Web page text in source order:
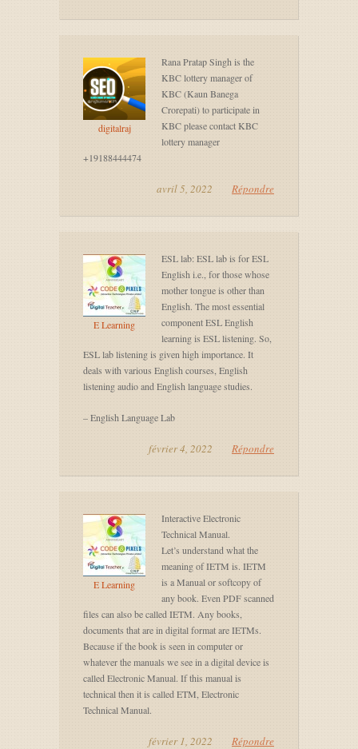
digitalraj
Rana Pratap Singh is the
KBC lottery manager of
KBC (Kaun Banega
Crorepati) to participate in
KBC please contact KBC
lottery manager
+19188444474
avril 5, 2022 Répondre
E Learning
ESL lab: ESL lab is for ESL
English i.e., for those whose
mother tongue is other than
English. The most essential
component ESL English
learning is ESL listening. So,
ESL lab listening is given high importance. It
deals with various English courses, English
listening audio and English language studies.
– English Language Lab
février 4, 2022 Répondre
E Learning
Interactive Electronic
Technical Manual.
Let’s understand what the
meaning of IETM is. IETM
is a Manual or softcopy of
any book. Even PDF scanned
files can also be called IETM. Any books,
documents that are in digital format are IETMs.
Because if the book is seen in computer or
whatever the manuals we see in a digital device is
called Electronic Manual. If this manual is
technical then it is called ETM, Electronic
Technical Manual.
février 1, 2022 Répondre